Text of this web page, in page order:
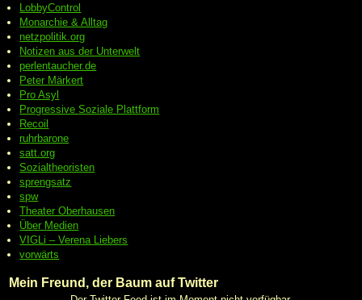
LobbyControl
Monarchie & Alltag
netzpolitik.org
Notizen aus der Unterwelt
perlentaucher.de
Peter Märkert
Pro Asyl
ProgressiveSoziale Plattform
Recoil
ruhrbarone
satt.org
Sozialtheoristen
sprengsatz
spw
Theater Oberhausen
Über Medien
VIGLi – Verena Liebers
vorwärts
Mein Freund, der Baum auf Twitter